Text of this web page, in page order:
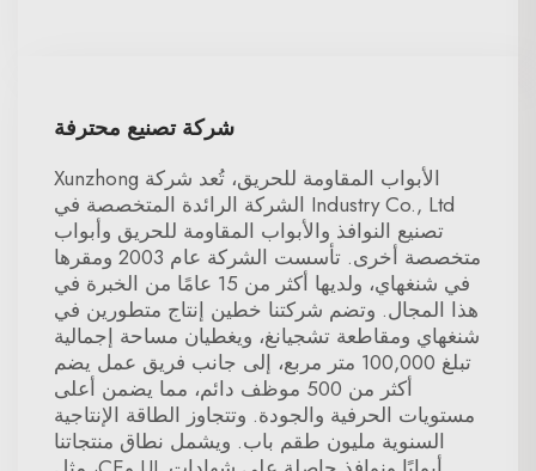
شركة تصنيع محترفة
الأبواب المقاومة للحريق، تُعد شركة Xunzhong
Industry Co., Ltd الشركة الرائدة المتخصصة في
تصنيع النوافذ والأبواب المقاومة للحريق وأبواب
متخصصة أخرى. تأسست الشركة عام 2003 ومقرها
في شنغهاي، ولديها أكثر من 15 عامًا من الخبرة في
هذا المجال. وتضم شركتنا خطين إنتاج متطورين في
شنغهاي ومقاطعة تشجيانغ، ويغطيان مساحة إجمالية
تبلغ 100,000 متر مربع، إلى جانب فريق عمل يضم
أكثر من 500 موظف دائم، مما يضمن أعلى
مستويات الحرفية والجودة. وتتجاوز الطاقة الإنتاجية
السنوية مليون طقم باب. ويشمل نطاق منتجاتنا